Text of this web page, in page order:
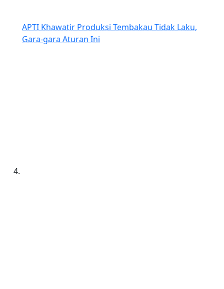
APTI Khawatir Produksi Tembakau Tidak Laku,
Gara-gara Aturan Ini